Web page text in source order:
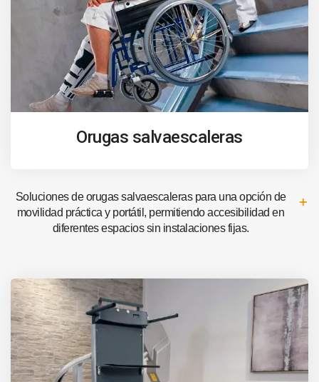
Orugas salvaescaleras
Soluciones de orugas salvaescaleras para una opción de
movilidad práctica y portátil, permitiendo accesibilidad en
diferentes espacios sin instalaciones fijas.